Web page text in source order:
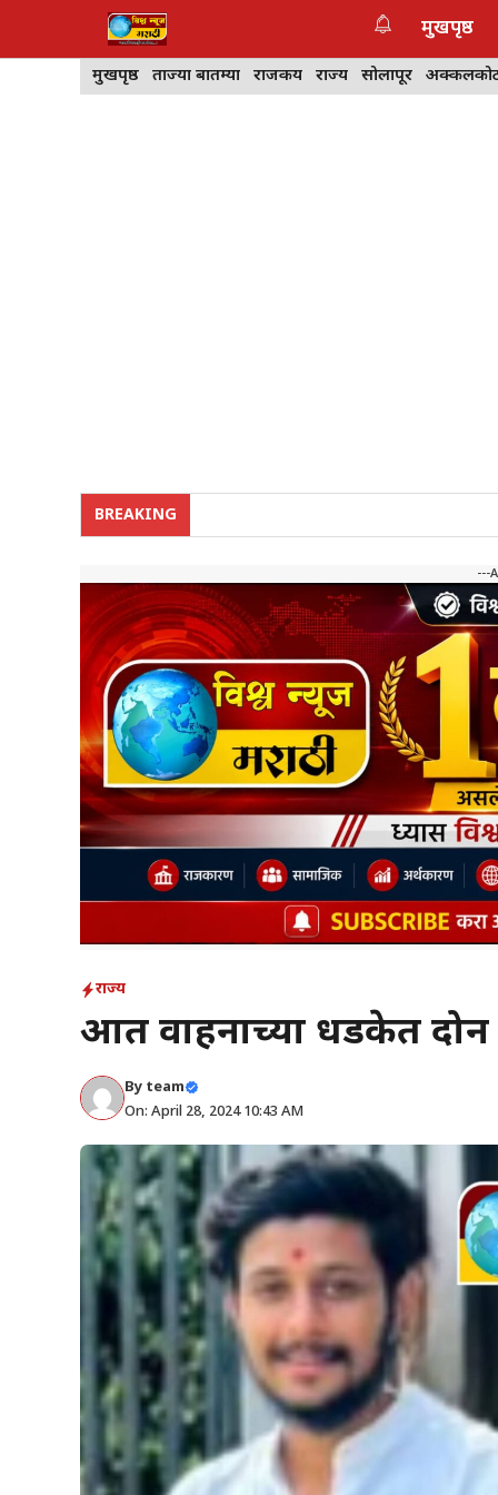
मुखपृष्ठ
मुखपृष्ठ ताज्या बातम्या राजकीय राज्य सोलापूर
BREAKING
---
राज्य
अज्ञात वाहनाच्या धडकेत
By team
On: April 28, 2024 10:43 AM